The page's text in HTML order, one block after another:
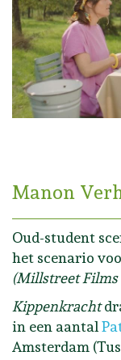
Manon
Oud-student
het scenario
(Millstreet Films
Kippenkracht
in een aantal
Amsterdam